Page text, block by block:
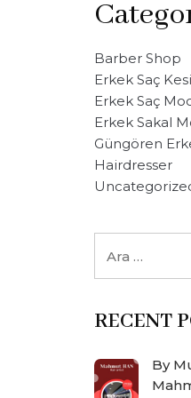
Barber Shop
Erkek Saç
Erkek Saç
Erkek Sakal
Güngören
Hairdresser
RECENT
By